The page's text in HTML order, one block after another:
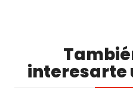
interesarte